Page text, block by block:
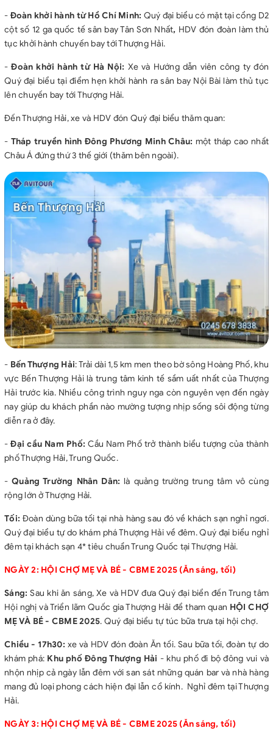
Hộ chiếu (Còn hạn 6 tháng).
Chi phí phiên dịch, phí giao dịch dịch trong hội chợ.
Tiền tip cho HDV và lái xe: 5$/ngày/đại biểu.
GHI CHÚ:
- Trong hội chợ quý khách có thể dùng Tiếng Anh hoặc Tiếng
Trung.
- Quý khách yêu cầu phiên dịch Tiếng Trung tại hội chợ: Thu
- Đoàn khởi hành từ Hồ Chí Minh: Quý đại biểu có mặt tại cổng D2
cột số 12 ga quốc tế sân bay Tân Sơn Nhất, HDV đón đoàn làm thủ
tục khởi hành chuyến bay tới Thượng Hải.
- Đoàn khởi hành từ Hà Nội: Xe và Hướng dẫn viên công ty đón
Quý đại biểu tại điểm hẹn khởi hành ra sân bay Nội Bài làm thủ tục
lên chuyến bay tới Thượng Hải.
Đến Thượng Hải, xe và HDV đón Quý đại biểu thăm quan:
- Tháp truyền hình Đông Phương Minh Châu: một tháp cao nhất
Châu Á đứng thứ 3 thế giới (thăm bên ngoài).
- Bến Thượng Hải: Trải dài 1,5 km men theo bờ sông Hoàng Phố, khu
vực Bến Thượng Hải là trung tâm kinh tế sầm uất nhất của Thượng
Hải trước kia. Nhiều công trình nguy nga còn nguyên vẹn đến ngày
nay giúp du khách phần nào mường tượng nhịp sống sôi động từng
diễn ra ở đây.
- Đại cầu Nam Phố: Cầu Nam Phố trở thành biểu tượng của thành
phố Thượng Hải, Trung Quốc.
- Quảng Trường Nhân Dân:là quảng trường trung tâm vô cùng
rộng lớn ở Thượng Hải.
Tối: Đoàn dùng bữa tối tại nhà hàng sau đó về khách sạn nghỉ ngơi.
Quý đại biểu tự do khám phá Thượng Hải về đêm. Quý đại biểu nghỉ
đêm tại khách sạn 4* tiêu chuẩn Trung Quốc tại Thượng Hải.
NGÀY 2: HỘI CHỢ MẸ VÀ BÉ - CBME 2025 (Ăn sáng, tối)
Sáng: Sau khi ăn sáng, Xe và HDV đưa Quý đại biển đến Trung tâm
Hội nghị và Triển lãm Quốc gia Thượng Hải để tham quan HỘI CHỢ
MẸ VÀ BÉ - CBME 2025. Quý đại biểu tự túc bữa trưa tại hội chợ.
Chiều - 17h30: xe và HDV đón đoàn Ăn tối. Sau bữa tối, đoàn tự do
khám phá: Khu phố Đông Thượng Hải - khu phố đi bộ đông vui và
nhộn nhịp cả ngày lẫn đêm với san sát những quán bar và nhà hàng
mang đủ loại phong cách hiện đại lẫn cổ kính. Nghỉ đêm tại Thượng
Hải.
NGÀY 3: HỘI CHỢ MẸ VÀ BÉ - CBME 2025 (Ăn sáng, tối)